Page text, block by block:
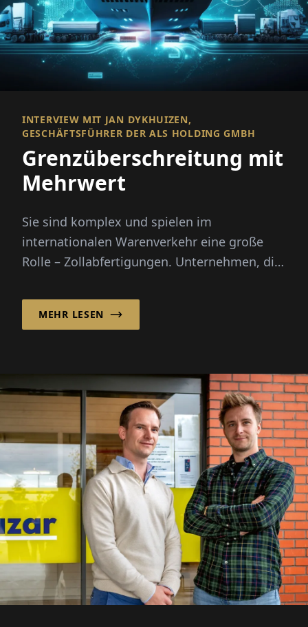
INTERVIEW MIT JAN DYKHUIZEN,
GESCHÄFTSFÜHRER DER ALS HOLDING GMBH
Grenzüberschreitung mit
Mehrwert
Sie sind komplex und spielen im
internationalen Warenverkehr eine große
Rolle – Zollabfertigungen. Unternehmen, die
MEHR LESEN